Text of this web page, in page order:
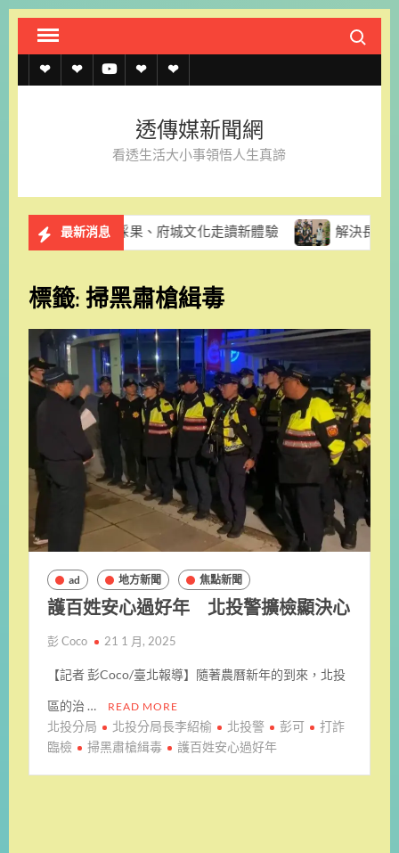
Skip
content
Search
透
約
透
上
記
名
單
透 聯
我
官
LINE
透傳媒新聞網
看透生活大小事領悟人生真諦
最新消息
梨採果、府城文化走讀新體驗 解決長輩換照資訊亂象
標籤:掃黑肅槍緝毒
ad 地方新聞 焦點新聞
護百姓安心過好年 北投警擴檢顯決心
彭 Coco 21 1 月, 2025
【記者 彭Coco/臺北報導】隨著農曆新年的到來，北投
區的治 … READ MORE
北投分局 北投分局長李紹榆 北投警 彭可
打詐
臨檢
掃黑肅槍緝毒 護百姓安心過好年